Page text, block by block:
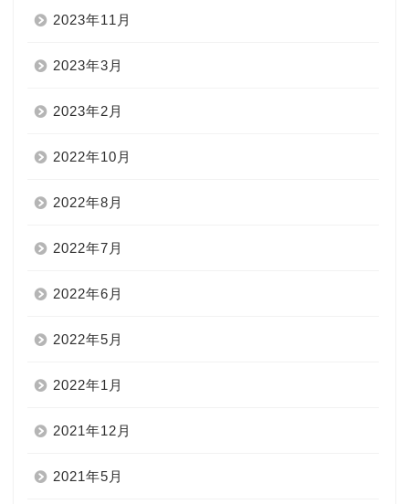
2023年11月
2023年3月
2023年2月
2022年10月
2022年8月
2022年7月
2022年6月
2022年5月
2022年1月
2021年12月
2021年5月